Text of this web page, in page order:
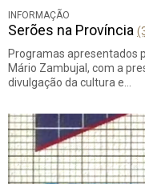
INFORMAÇÃO
Serões na Província
Programas apresentados
Mário Zambujal, com a
divulgação da cultura e…